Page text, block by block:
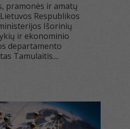
pramonės ir amatų
Respublikos
Išorinių
ir ekonominio
departamento
Tamulaitis....